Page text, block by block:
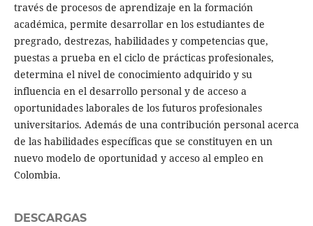
través de procesos de aprendizaje en la formación
académica, permite desarrollar en los estudiantes de
pregrado, destrezas, habilidades y competencias que,
puestas a prueba en el ciclo de prácticas profesionales,
determina el nivel de conocimiento adquirido y su
influencia en el desarrollo personal y de acceso a
oportunidades laborales de los futuros profesionales
universitarios. Además de una contribución personal acerca
de las habilidades específicas que se constituyen en un
nuevo modelo de oportunidad y acceso al empleo en
Colombia.
DESCARGAS